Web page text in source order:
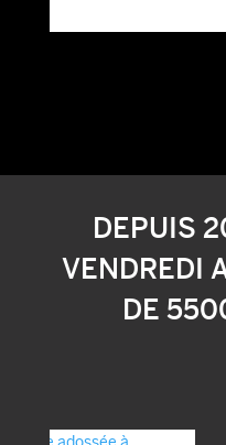
DEPUIS
VENDREDI
DE